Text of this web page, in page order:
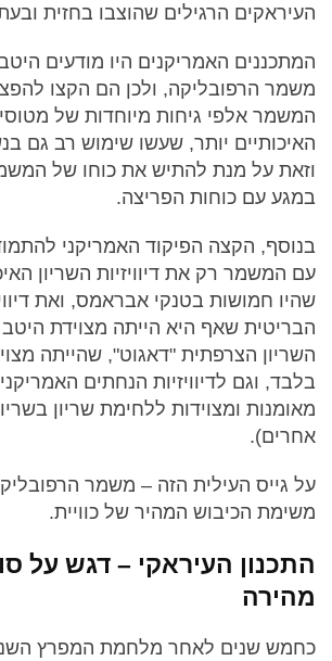
העיראקים הרגילים שהוצבו בחזית
המתכננים האמריקנים היו מודעים
משמר הרפובליקה, ולכן הם הקצו
המשמר אלפי גיחות מיוחדות של
האיכותיים יותר, שעשו שימוש רב גם
וזאת על מנת להתיש את כוחו של
במגע עם כוחות הפריצה.
בנוסף, הקצה הפיקוד האמריקני
עם המשמר רק את דיוויזיות השריון
שהיו חמושות בטנקי אבראמס, ואת
הבריטית שאף היא הייתה מצוידת היטב
השריון הצרפתית "דאגוט", שהייתה
בלבד, וגם לדיוויזיות הנחתים
מאומנות ומצוידות ללחימת שריון
אחרים).
על גייס העילית הזה – משמר
משימת הכיבוש המהיר של כוויית.
התכנון העיראקי – דגש על
מהירה
כחמש שנים לאחר מלחמת המפרץ